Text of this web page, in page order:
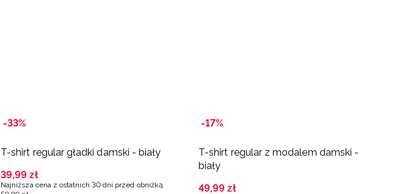
-33%
T-shirt regular gładki damski - biały
39,99 zł
Najniższa cena z ostatnich 30 dni przed obniżką
-17%
T-shirt regular z modalem damski -
biały
49,99 zł